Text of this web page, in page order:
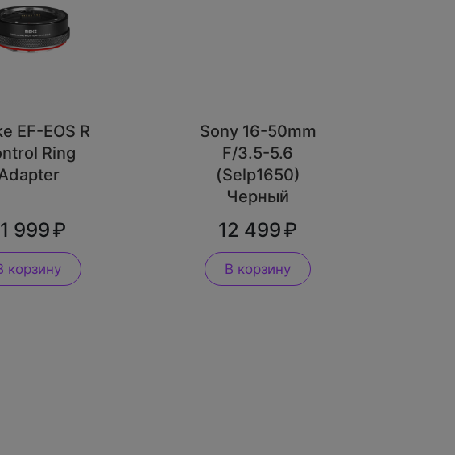
EF-EOS R
Ring
999
корзину
Sony 16-50mm
F/3.5-5.6
(Selp1650)
Черный
12 499
В корзину